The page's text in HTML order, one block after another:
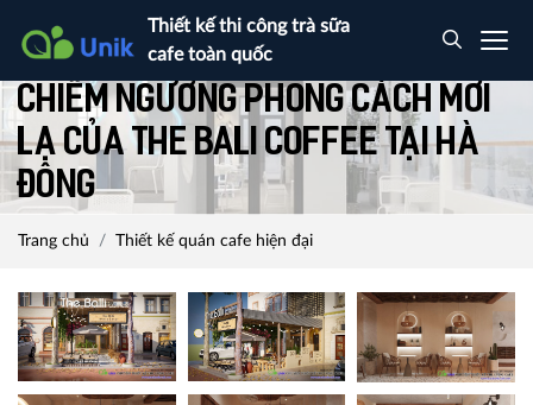
Thiết kế thi công trà sữa
cafe toàn quốc
Chiêm Ngưỡng Phong Cách Mới
Lạ Của The Bali Coffee tại Hà
Đông
Trang chủ Thiết kế quán cafe hiện đại